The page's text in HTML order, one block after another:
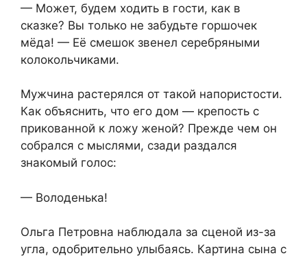
— Может, будем ходить в гости, как в
сказке? Вы только не забудьте горшочек
мёда! — Её смешок звенел серебряными
колокольчиками.
Мужчина растерялся от такой напористости.
Как объяснить, что его дом — крепость с
прикованной к ложу женой? Прежде чем он
собрался с мыслями, сзади раздался
знакомый голос:
— Володенька!
Ольга Петровна наблюдала за сценой из-за
угла, одобрительно улыбаясь. Картина сына с